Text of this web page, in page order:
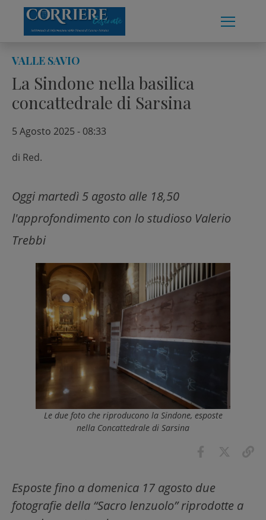
content
VALLE SAVIO
La Sindone nella basilica
concattedrale di Sarsina
5 Agosto 2025 - 08:33
di Red.
Oggi martedì 5 agosto alle 18,50
l'approfondimento con lo studioso Valerio
Trebbi
Le due foto che riproducono la Sindone, esposte
nella Concattedrale di Sarsina
Esposte fino a domenica 17 agosto due
fotografie della “Sacro lenzuolo” riprodotte a